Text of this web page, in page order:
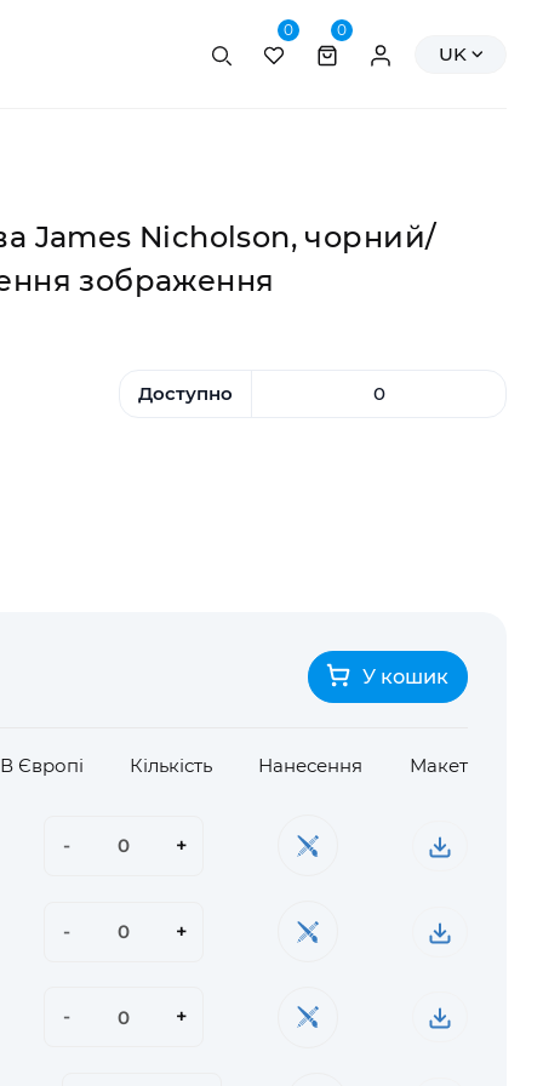
Пошук
0 0
Персональні
UK
James Nicholson, чорний/
зображення
Доступно 0
У кошик
Європі Кількість Нанесення Макет
- +
- +
- +